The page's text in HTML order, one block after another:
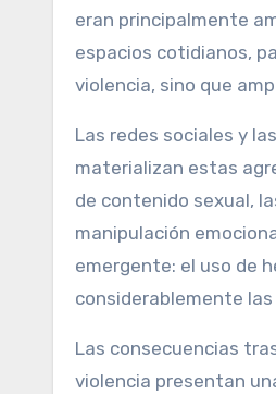
eran principalmente
espacios cotidianos,
violencia, sino que
Las redes sociales y
materializan estas
de contenido sexual,
manipulación
emergente: el uso de
considerablemente
Las consecuencias
violencia presentan